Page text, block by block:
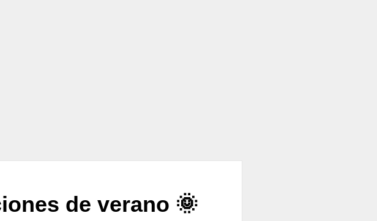
de verano 🌞